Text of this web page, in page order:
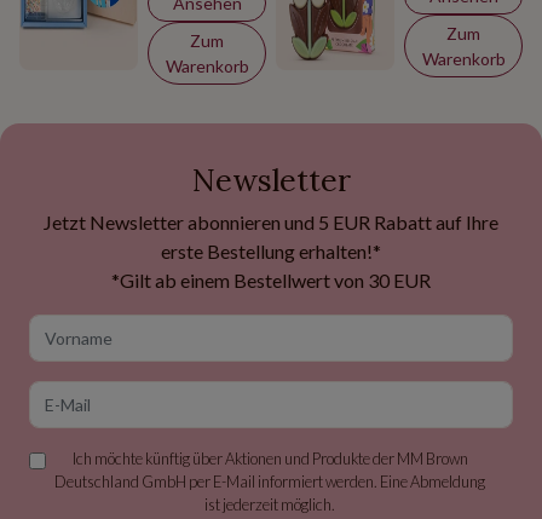
Zum
Warenkorb
Zum
Warenkorb
Newsletter
Jetzt Newsletter abonnieren und 5 EUR Rabatt auf Ihre
erste Bestellung erhalten!*
*Gilt ab einem Bestellwert von 30 EUR
Ich möchte künftig über Aktionen und Produkte der MM Brown
Deutschland GmbH per E-Mail informiert werden. Eine Abmeldung
ist jederzeit möglich.